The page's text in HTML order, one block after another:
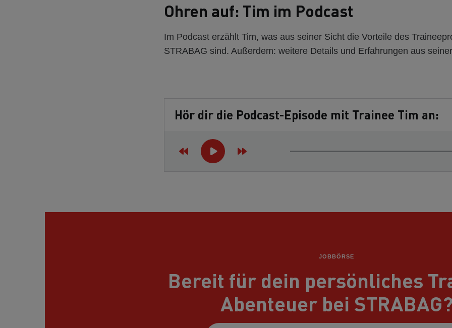
Ohren auf: Tim im Podcast
Im Podcast erzählt Tim, was aus seiner Sicht die Vorteile des
STRABAG sind. Außerdem: weitere Details und Erfahrungen aus
Hör dir die Podcast-Episode mit Trainee Tim an:
JOBBÖRSE
Bereit für dein persönliches
Abenteuer bei STRABAG?